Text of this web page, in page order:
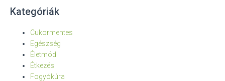
Kategóriák
Cukormentes
Egészség
Életmód
Étkezés
Fogyókúra